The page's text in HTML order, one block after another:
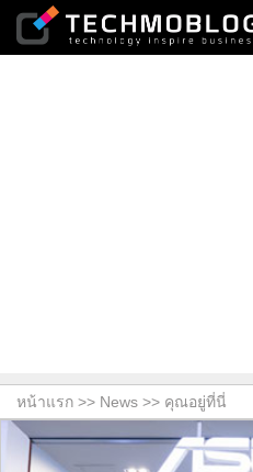
หน้าแรก >> News >> คุณอยู่ที่นี่